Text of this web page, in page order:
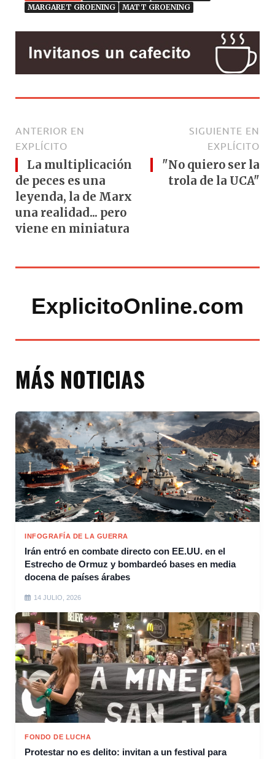
MARGARET GROENING
MATT GROENING
ANTERIOR EN
EXPLÍCITO
La multiplicación
de peces es una
leyenda, la de Marx
una realidad... pero
viene en miniatura
SIGUIENTE EN
EXPLÍCITO
"No quiero ser la
trola de la UCA"
ExplicitoOnline.com
MÁS NOTICIAS
INFOGRAFÍA DE LA GUERRA
Irán entró en combate directo con EE.UU. en el
Estrecho de Ormuz y bombardeó bases en media
docena de países árabes
14 JULIO, 2026
FONDO DE LUCHA
Protestar no es delito: invitan a un festival para